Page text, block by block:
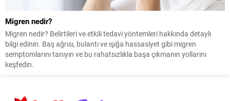
Migren nedir?
Migren nedir? Belirtileri ve etkili tedavi yöntemleri hakkında detaylı
bilgi edinin. Baş ağrısı, bulantı ve ışığa hassasiyet gibi migren
semptomlarını tanıyın ve bu rahatsızlıkla başa çıkmanın yollarını
keşfedin.